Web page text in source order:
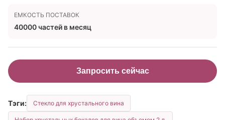
ЕМКОСТЬ ПОСТАВОК
40000 частей в месяц
Запросить сейчас
Тэги: Стекло для хрустального вина